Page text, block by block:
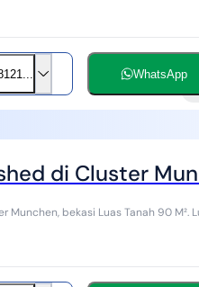
WhatsApp
di Cluster
Tanah 90 M². Luas